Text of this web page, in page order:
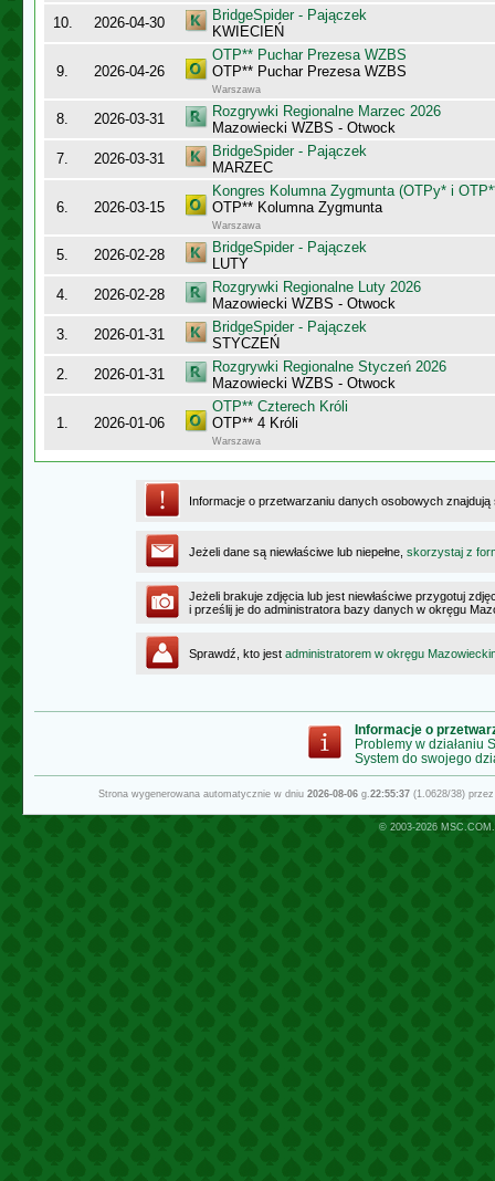
10.
2026-04-30
BridgeSpider - Pajączek
KWIECIEŃ
9. 2026-04-26
OTP** Puchar Prezesa WZBS
OTP** Puchar Prezesa WZBS
Warszawa
8. 2026-03-31
Rozgrywki Regionalne Marzec 2026
Mazowiecki WZBS - Otwock
7.
2026-03-31
BridgeSpider - Pajączek
MARZEC
6. 2026-03-15
Kongres Kolumna Zygmunta (OTPy* i
OTP** Kolumna Zygmunta
Warszawa
5. 2026-02-28
BridgeSpider - Pajączek
LUTY
4.
2026-02-28
Rozgrywki Regionalne Luty 2026
Mazowiecki WZBS - Otwock
3.
2026-01-31
BridgeSpider - Pajączek
STYCZEŃ
2.
2026-01-31
Rozgrywki Regionalne Styczeń 2026
Mazowiecki WZBS - Otwock
1. 2026-01-06
OTP** Czterech Króli
OTP** 4 Króli
Warszawa
Informacje o przetwarzaniu danych osobowych
Jeżeli dane są niewłaściwe lub niepełne, skorzystaj z
Jeżeli brakuje zdjęcia lub jest niewłaściwe przygotuj
i prześlij je do administratora bazy danych w okręgu
Sprawdź, kto jest administratorem w okręgu
Informacje o
Problemy w działaniu
System do swojego
Strona wygenerowana automatycznie w dniu 2026-08-06g.22:55:37(1.0628/38)
© 2003-2026